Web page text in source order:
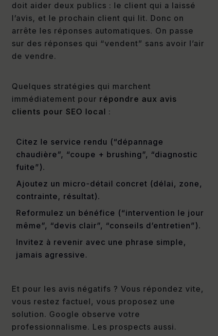
doit aider deux publics : le client qui a laissé
l’avis, et le prochain client qui lit. Donc on
arrête les réponses automatiques. On passe
sur des réponses qui “vendent” sans avoir l’air
de vendre.
Quelques stratégies qui marchent
immédiatement pour répondre aux avis
clients pour SEO local :
Citez le service rendu (“dépannage
chaudière”, “coupe + brushing”, “diagnostic
fuite”).
Ajoutez un micro-détail concret (délai, zone,
contrainte, résultat).
Reformulez un bénéfice (“intervention le jour
même”, “devis clair”, “conseils d’entretien”).
Invitez à revenir avec une phrase simple,
jamais agressive.
Et pour les avis négatifs ? Vous répondez vite,
vous restez factuel, vous proposez une
solution. Google observe votre
professionnalisme. Les prospects aussi.